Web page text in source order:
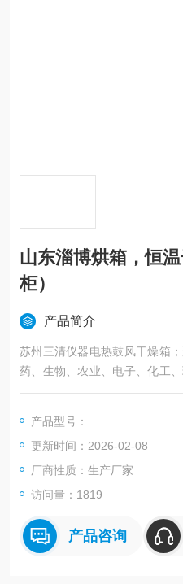
山东淄博烘箱，恒
柜）
产品简介
苏州三清仪器电热鼓风干燥箱
药、生物、农业、电子、化工
品进行烘焙、干燥、溶解、消毒
产品型号：
更新时间：2026-02-08
厂商性质：生产厂家
访问量：1819
产品咨询